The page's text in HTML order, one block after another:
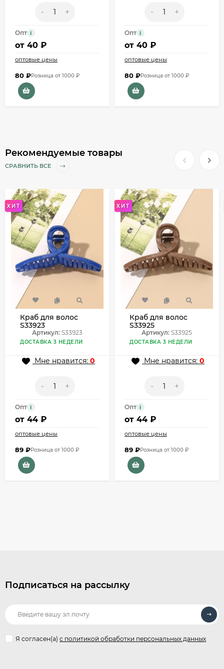
- +
Опт i
от 40 ₽
оптовые цены
80 ₽Розница от 1000 ₽
- +
Опт i
от 40 ₽
оптовые цены
80 ₽Розница от 1000 ₽
Рекомендуемые товары
СРАВНИТЬ ВСЕ
ХИТ
Краб для волос
S33923
Артикул: S33923
ДОСТАВКА 3 НЕДЕЛИ
Мне нравится: 0
- +
Опт i
от 44 ₽
оптовые цены
89 ₽Розница от 1000 ₽
ХИТ
Краб для волос
S33925
Артикул: S33925
ДОСТАВКА 3 НЕДЕЛИ
Мне нравится: 0
- +
Опт i
от 44 ₽
оптовые цены
89 ₽Розница от 1000 ₽
Подписаться на рассылку
Я согласен(a) с политикой обработки персональных данных